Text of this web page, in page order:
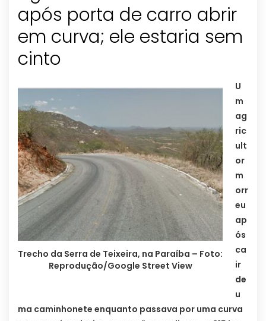
após porta de carro abrir
em curva; ele estaria sem
cinto
Trecho da Serra de Teixeira, na Paraíba – Foto:
Reprodução/Google Street View
U
m
ag
ric
ult
or
m
orr
eu
ap
ós
ca
ir
de
u
ma caminhonete enquanto passava por uma curva